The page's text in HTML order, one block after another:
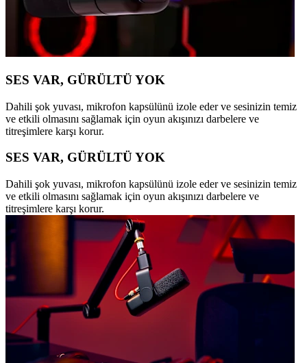
SES VAR, GÜRÜLTÜ YOK
Dahili şok yuvası, mikrofon kapsülünü izole eder ve sesinizin temiz
ve etkili olmasını sağlamak için oyun akışınızı darbelere ve
titreşimlere karşı korur.
SES VAR, GÜRÜLTÜ YOK
Dahili şok yuvası, mikrofon kapsülünü izole eder ve sesinizin temiz
ve etkili olmasını sağlamak için oyun akışınızı darbelere ve
titreşimlere karşı korur.